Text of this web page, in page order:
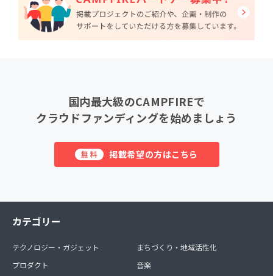
国内最大級のCAMPFIREで
クラウドファンディングを始めましょう
無料 掲載希望の方はこちら
カテゴリー
テクノロジー・ガジェット
プロダクト
まちづくり・地域活性化
音楽